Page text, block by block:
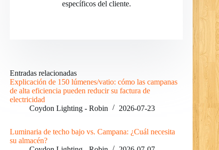
específicos del cliente.
Entradas relacionadas
Explicación de 150 lúmenes/vatio: cómo las campanas
de alta eficiencia pueden reducir su factura de
electricidad
Coydon Lighting - Robin
2026-07-23
Luminaria de techo bajo vs. Campana: ¿Cuál necesita
su almacén?
IT
UK
NL
PL
RO